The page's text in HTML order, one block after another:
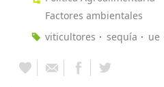
Factores ambientales
viticultores
sequía ue